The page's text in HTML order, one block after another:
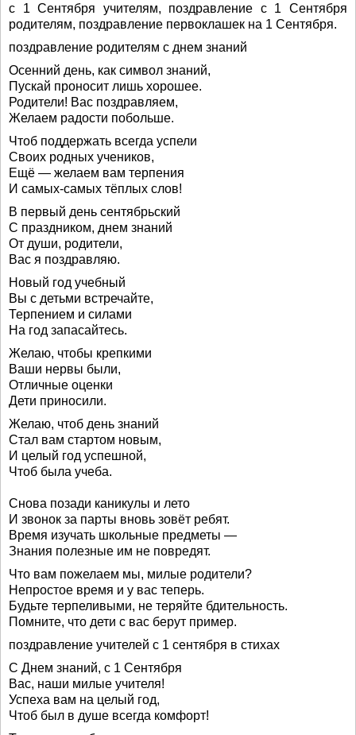
с 1 Сентября учителям, поздравление с 1 Сентября
родителям, поздравление первоклашек на 1 Сентября.
поздравление родителям с днем знаний
Осенний день, как символ знаний,
Пускай проносит лишь хорошее.
Родители! Вас поздравляем,
Желаем радости побольше.
Чтоб поддержать всегда успели
Своих родных учеников,
Ещё — желаем вам терпения
И самых-самых тёплых слов!
В первый день сентябрьский
С праздником, днем знаний
От души, родители,
Вас я поздравляю.
Новый год учебный
Вы с детьми встречайте,
Терпением и силами
На год запасайтесь.
Желаю, чтобы крепкими
Ваши нервы были,
Отличные оценки
Дети приносили.
Желаю, чтоб день знаний
Стал вам стартом новым,
И целый год успешной,
Чтоб была учеба.
Снова позади каникулы и лето
И звонок за парты вновь зовёт ребят.
Время изучать школьные предметы —
Знания полезные им не повредят.
Что вам пожелаем мы, милые родители?
Непростое время и у вас теперь.
Будьте терпеливыми, не теряйте бдительность.
Помните, что дети с вас берут пример.
поздравление учителей с 1 сентября в стихах
С Днем знаний, с 1 Сентября
Вас, наши милые учителя!
Успеха вам на целый год,
Чтоб был в душе всегда комфорт!